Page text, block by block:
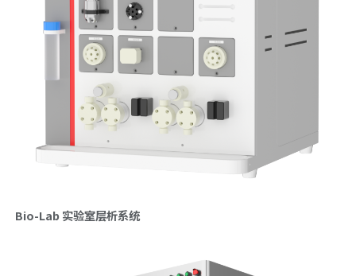
Bio-Lab 实验室层析系统